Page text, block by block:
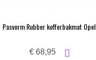
Pasvorm Rubber kofferbakmat Opel...
€ 68,95